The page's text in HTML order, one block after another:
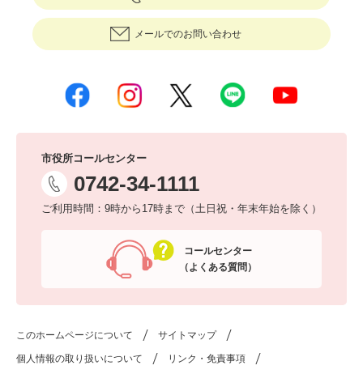
メールでのお問い合わせ
市役所コールセンター
0742-34-1111
ご利用時間：9時から17時まで（土日祝・年末年始を除く）
コールセンター
（よくある質問）
このホームページについて サイトマップ
個人情報の取り扱いについて リンク・免責事項